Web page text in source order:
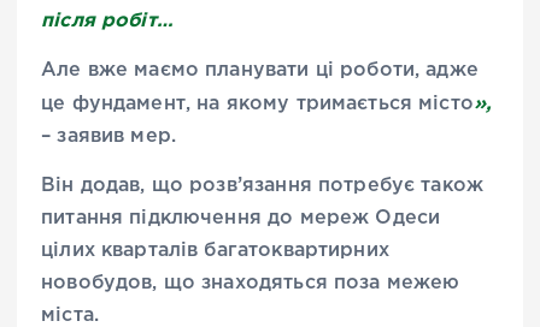
після робіт…
Але вже маємо планувати ці роботи, адже
це фундамент, на якому тримається місто»,
– заявив мер.
Він додав, що розв’язання потребує також
питання підключення до мереж Одеси
цілих кварталів багатоквартирних
новобудов, що знаходяться поза межею
міста.